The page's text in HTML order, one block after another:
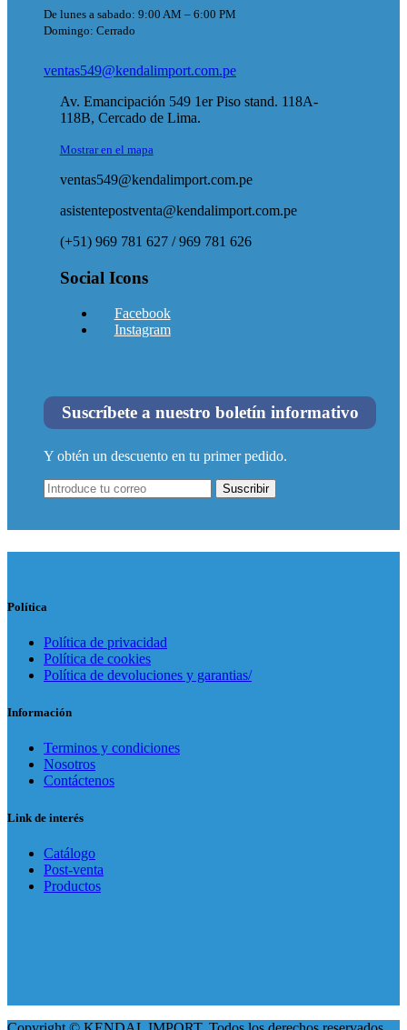
De lunes a sabado: 9:00 AM – 6:00 PM
Domingo: Cerrado
ventas549@kendalimport.com.pe
Av. Emancipación 549 1er Piso stand. 118A-
118B, Cercado de Lima.
Mostrar en el mapa
ventas549@kendalimport.com.pe
asistentepostventa@kendalimport.com.pe
(+51) 969 781 627 / 969 781 626
Social Icons
Facebook
Instagram
Suscríbete a nuestro boletín informativo
Y obtén un descuento en tu primer pedido.
Suscribir
Política
Política de privacidad
Política de cookies
Política de devoluciones y garantias/
Información
Terminos y condiciones
Nosotros
Contáctenos
Link de interés
Catálogo
Post-venta
Productos